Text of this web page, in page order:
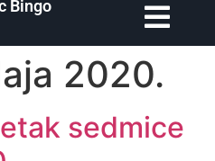
Bingo
2020.
sedmice